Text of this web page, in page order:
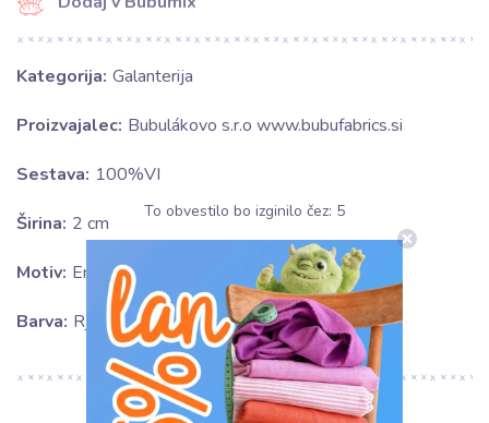
Kategorija: Galanterija
Proizvajalec: Bubulákovo s.r.o www.bubufabrics.si
Sestava: 100%VI
Širina: 2 cm
Motiv: Enobarvno
Barva: Rjava
To obvestilo bo izginilo čez: 5